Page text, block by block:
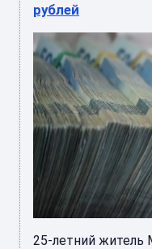
рублей
25-летний житель